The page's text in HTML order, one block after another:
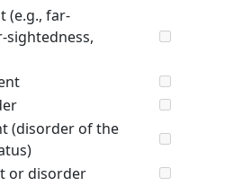
(e.g., far-
sightedness,
(disorder of the
or disorder